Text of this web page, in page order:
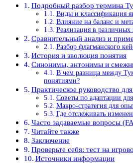
Подробный разбор термина
Виды и классификация
Влияние на баланс и
Реализация в
Сравнительный анализ и
Разбор флагманского
История и эволюция понятия
Синонимы, антонимы и
В чем разница между
понятиями?
Практическое руководство
Советы по адаптации
Макро-стратегия для
Где отслеживать
Часто задаваемые вопросы
Читайте также
Заключение
Проверьте себя: тест на
Источники информации